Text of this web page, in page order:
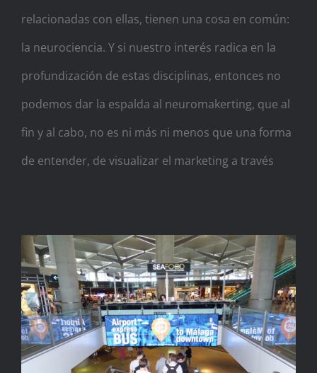
relacionadas con ellas, tienen una cosa en común:
la neurociencia. Y si nuestro interés radica en la
profundización de estas disciplinas, entonces no
podemos dar la espalda al neuromakerting, que al
fin y al cabo, no es ni más ni menos que una forma
de entender, de visualizar el marketing a través
Carta del director de
Advierte y la publicidad en
Aeropuertos